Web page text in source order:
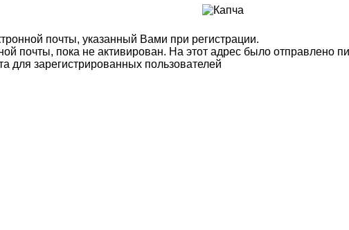
почты, указанный Вами при регистрации.
почты, пока не активирован. На этот адрес было отправлено
для зарегистрированных пользователей